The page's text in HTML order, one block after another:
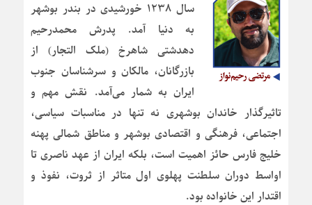
سال ۱۲۳۸ خورشیدی در بندر بوشهر
به دنیا آمد. پدرش محمدرحیم
دهدشتی شاهرخ (ملک التجار) از
بازرگانان، مالکان و سرشناسان جنوب
ایران به شمار می‌آمد. نقش مهم و
تاثیرگذار خاندان بوشهری نه تنها در مناسبات سیاسی،
اجتماعی، فرهنگی و اقتصادی بوشهر و مناطق شمالی پهنه
خلیج فارس حائز اهمیت است، بلکه ایران از عهد ناصری تا
اواسط دوران سلطنت پهلوی اول متاثر از ثروت، نفوذ و
اقتدار این خانواده بود.